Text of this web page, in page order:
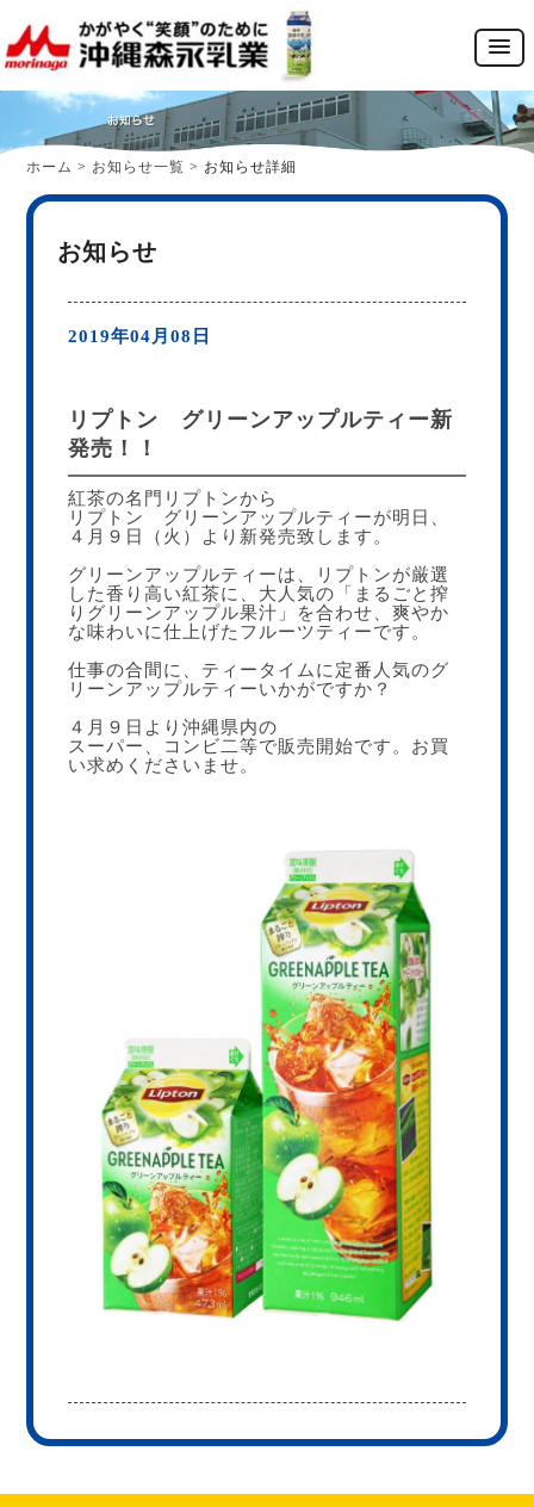
ホーム > お知らせ一覧 > お知らせ詳細
お知らせ
2019年04月08日
リプトン グリーンアップルティー新
発売！！
紅茶の名門リプトンから
リプトン グリーンアップルティーが明日、
４月９日（火）より新発売致します。
グリーンアップルティーは、リプトンが厳選
した香り高い紅茶に、大人気の「まるごと搾
りグリーンアップル果汁」を合わせ、爽やか
な味わいに仕上げたフルーツティーです。
仕事の合間に、ティータイムに定番人気のグ
リーンアップルティーいかがですか？
４月９日より沖縄県内の
スーパー、コンビ二等で販売開始です。お買
い求めくださいませ。